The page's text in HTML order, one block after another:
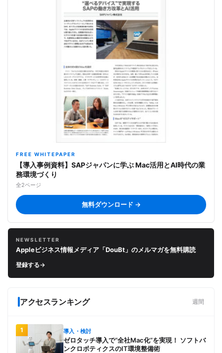
FREE WHITEPAPER
【導入事例資料】SAPジャパンに学ぶ Mac活用とAI時代の業
務環境づくり
全2ページ
無料ダウンロード →
NEWSLETTER
Appleビジネス情報メディア「DouBt」のメルマガを無料購読
登録する→
アクセスランキング 週間
1 導入・検討
ゼロタッチ導入で“全社Mac化”を実現！ ソフトバ
ンクロボティクスのIT環境整備術